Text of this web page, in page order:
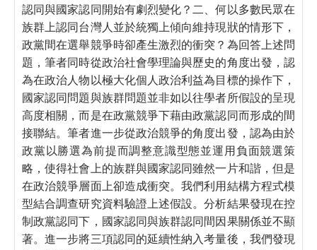
認同與國家認同開始有劇烈變化？二、何以多數民眾在
族群上認同台灣人並於統獨上傾向維持現狀的情形下，
政黨間在選舉競爭時卻產生激烈的衝突？為回答上述問
題，筆者同時從政治社會學理論與歷史的角度出發，認
為在政治人物以極大化個人政治利益為目標的操作下，
國家認同問題與族群問題並非如以往學者所假設的呈現
高度相關，而是在政黨競爭下藉由政黨認同而形成的間
接聯結。筆者進一步從政治競爭的角度出發，認為由於
政黨以勝選為前提而調整意識型態並運用負面競選策
略，使得社會上的族群與國家認同雖然一片和諧，但是
在政治競爭層面上卻造成衝突。我們利用結構方程式模
型結合調查研究資料驗證上述假設。分析結果發現在控
制政黨認同下，國家認同與族群認同間因果關係並不顯
著。進一步將三項認同的延續性納入考量後，我們發現